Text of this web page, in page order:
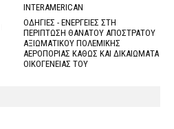
INTERAMERICAN
ΟΔΗΓΙΕΣ - ΕΝΕΡΓΕΙΕΣ ΣΤΗ
ΠΕΡΙΠΤΩΣΗ ΘΑΝΑΤΟΥ ΑΠΟΣΤΡΑΤΟΥ
ΑΞΙΩΜΑΤΙΚΟΥ ΠΟΛΕΜΙΚΗΣ
ΑΕΡΟΠΟΡΙΑΣ ΚΑΘΩΣ ΚΑΙ ΔΙΚΑΙΩΜΑΤΑ
ΟΙΚΟΓΕΝΕΙΑΣ ΤΟΥ